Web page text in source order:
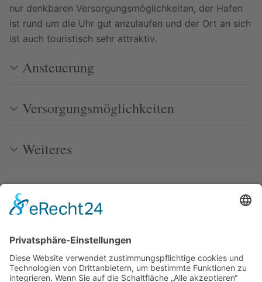
nur denkbaren Versorgungsmöglichkeiten, der Hafen
ist rund um die Uhr gut anzulaufen und der Ort an sich
ist auch touristisch sehr attraktiv.
Ansteuerung
Versorgungsmöglichkeiten
Weiteres
Adresse
Bilder